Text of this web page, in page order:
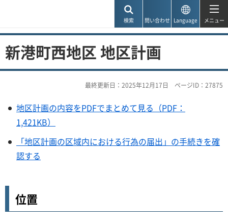
検索 問い合わせ Language メニュー
新港町西地区 地区計画
最終更新日：2025年12月17日 ページID：27875
地区計画の内容をPDFでまとめて見る（PDF：
1,421KB）
「地区計画の区域内における行為の届出」の手続きを確
認する
位置